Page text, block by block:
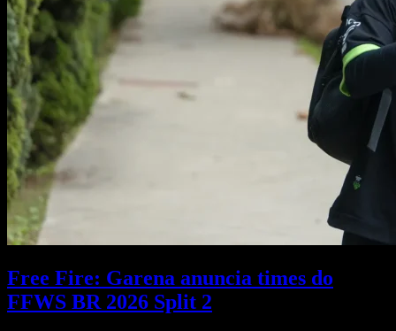
Free Fire: Garena anuncia times do
FFWS BR 2026 Split 2